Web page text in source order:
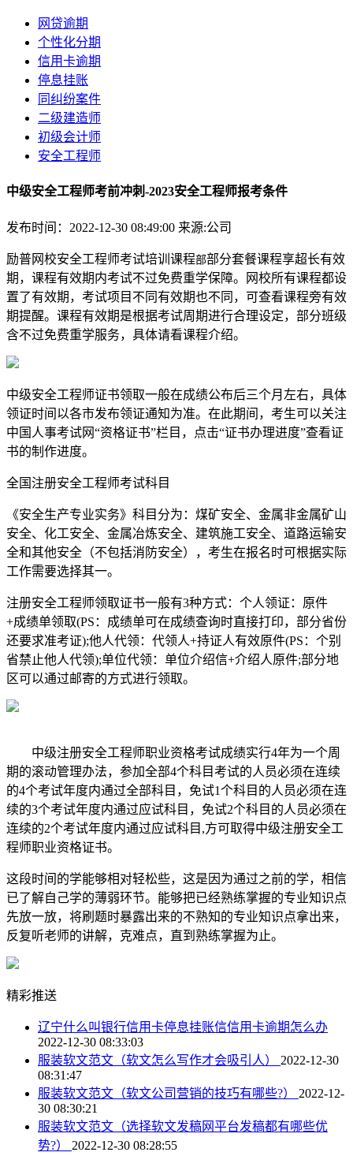
网贷逾期
个性化分期
信用卡逾期
停息挂账
同纠纷案件
二级建造师
初级会计师
安全工程师
中级安全工程师考前冲刺-2023安全工程师报考条件
发布时间：2022-12-30 08:49:00 来源:公司
励普网校安全工程师考试培训课程部部分套餐课程享超长有效
期，课程有效期内考试不过免费重学保障。网校所有课程都设
置了有效期，考试项目不同有效期也不同，可查看课程旁有效
期提醒。课程有效期是根据考试周期进行合理设定，部分班级
含不过免费重学服务，具体请看课程介绍。
中级安全工程师证书领取一般在成绩公布后三个月左右，具体
领证时间以各市发布领证通知为准。在此期间，考生可以关注
中国人事考试网“资格证书”栏目，点击“证书办理进度”查看证
书的制作进度。
全国注册安全工程师考试科目
《安全生产专业实务》科目分为：煤矿安全、金属非金属矿山
安全、化工安全、金属冶炼安全、建筑施工安全、道路运输安
全和其他安全（不包括消防安全），考生在报名时可根据实际
工作需要选择其一。
注册安全工程师领取证书一般有3种方式：个人领证：原件
+成绩单领取(PS：成绩单可在成绩查询时直接打印，部分省份
还要求准考证);他人代领：代领人+持证人有效原件(PS：个别
省禁止他人代领);单位代领：单位介绍信+介绍人原件;部分地
区可以通过邮寄的方式进行领取。
中级注册安全工程师职业资格考试成绩实行4年为一个周
期的滚动管理办法，参加全部4个科目考试的人员必须在连续
的4个考试年度内通过全部科目，免试1个科目的人员必须在连
续的3个考试年度内通过应试科目，免试2个科目的人员必须在
连续的2个考试年度内通过应试科目,方可取得中级注册安全工
程师职业资格证书。
这段时间的学能够相对轻松些，这是因为通过之前的学，相信
已了解自己学的薄弱环节。能够把已经熟练掌握的专业知识点
先放一放，将刷题时暴露出来的不熟知的专业知识点拿出来，
反复听老师的讲解，克难点，直到熟练掌握为止。
精彩推送
辽宁什么叫银行信用卡停息挂账信信用卡逾期怎么办
2022-12-30 08:33:03
服装软文范文（软文怎么写作才会吸引人） 2022-12-30
08:31:47
服装软文范文（软文公司营销的技巧有哪些?） 2022-12-
30 08:30:21
服装软文范文（选择软文发稿网平台发稿都有哪些优
势?） 2022-12-30 08:28:55